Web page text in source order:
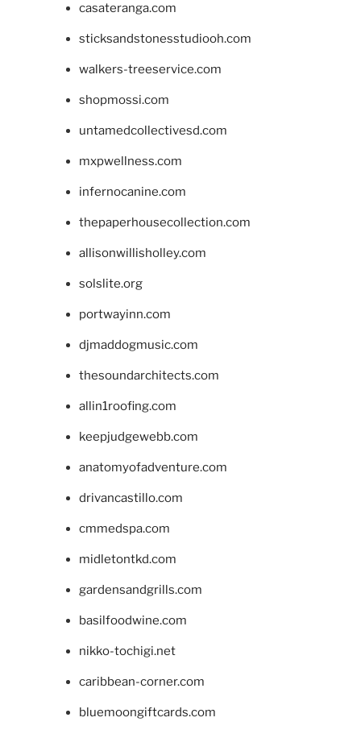
casateranga.com
sticksandstonesstudiooh.com
walkers-treeservice.com
shopmossi.com
untamedcollectivesd.com
mxpwellness.com
infernocanine.com
thepaperhousecollection.com
allisonwillisholley.com
solslite.org
portwayinn.com
djmaddogmusic.com
thesoundarchitects.com
allin1roofing.com
keepjudgewebb.com
anatomyofadventure.com
drivancastillo.com
cmmedspa.com
midletontkd.com
gardensandgrills.com
basilfoodwine.com
nikko-tochigi.net
caribbean-corner.com
bluemoongiftcards.com